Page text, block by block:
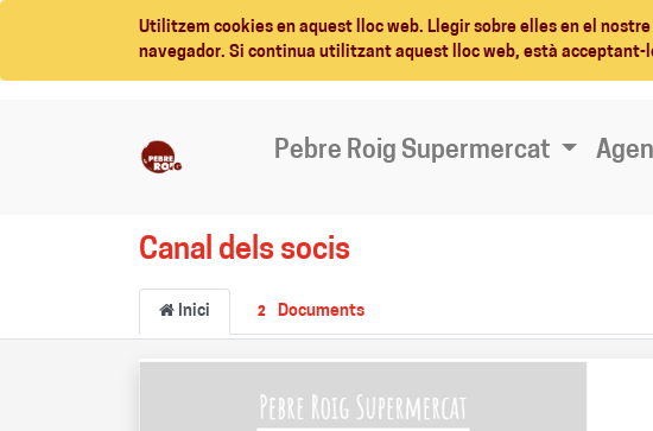
Utilitzem cookies en aquest lloc web. Llegir sobre elles en el nostre
navegador. Si continua utilitzant aquest lloc web, està acceptant-
Pebre Roig Supermercat
Canal dels socis
Inici 2 Documents